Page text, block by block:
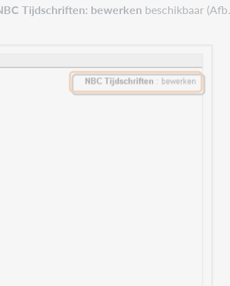
Tijdschriften: bewerken beschikbaar